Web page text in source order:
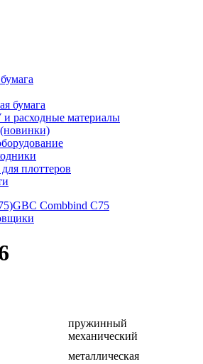
бумага
расходные материалы
плоттеров
GBC Combbind C75
пружинный
механический
металлическая